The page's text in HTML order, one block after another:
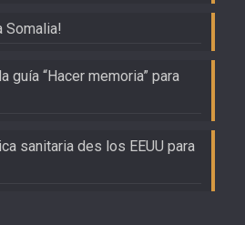
Somalia!
guía “Hacer memoria” para
sanitaria des los EEUU para